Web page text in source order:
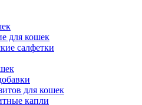
для кошек
салфетки
для кошек
капли